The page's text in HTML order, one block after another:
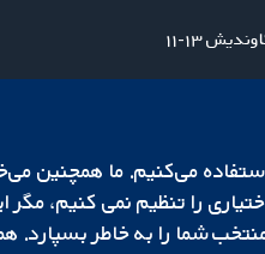
۱۳-۱۱